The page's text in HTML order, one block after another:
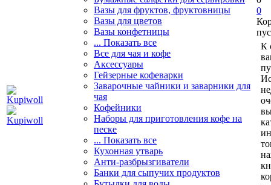
Вазы для фруктов, фруктовницы
Вазы для цветов
Вазы конфетницы
... Показать все
Все для чая и кофе
Аксессуары
Гейзерные кофеварки
Заварочные чайники и заварники для
чая
Кофейники
Наборы для приготовления кофе на
песке
... Показать все
Кухонная утварь
Анти-разбрызгиватели
Банки для сыпучих продуктов
0
К